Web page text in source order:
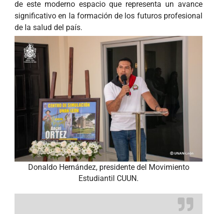
de este moderno espacio que representa un avance
significativo en la formación de los futuros profesional
de la salud del país.
Donaldo Hernández, presidente del Movimiento
Estudiantil CUUN.